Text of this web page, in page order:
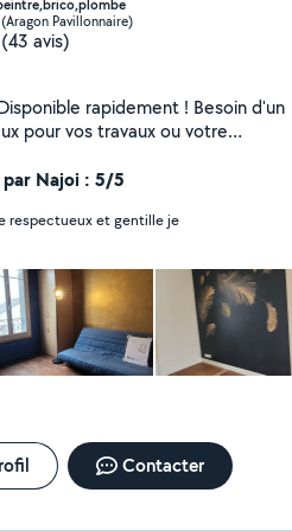
Pavillonnaire)
(43 avis)
pour vos travaux ou votre
et au meilleur rapport qualité/prix.
-Pose de placo (BA13),
(installation, dépannage)
-Pose de parquet -
de volets -Nettoyage maison,
(Homme ou femme selon
Travail propre et efficace -
gratuit -À l'écoute de vos
client = priorité ! Contactez-moi
par Najoi : 5/5
respectueux et gentille je
Contacter